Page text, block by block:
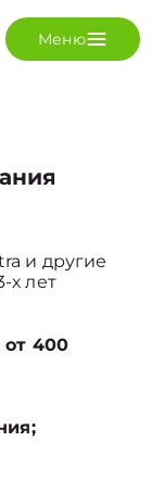
Меню
и другие
х лет
от 400